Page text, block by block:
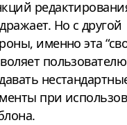
Но с другой
именно эта
пользователю
при